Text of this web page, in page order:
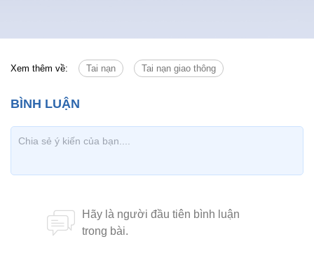
Xem thêm về: Tai nạn Tai nạn giao thông